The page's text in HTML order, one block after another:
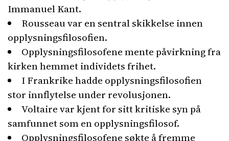
Immanuel Kant.
Rousseau var en sentral skikkelse innen
opplysningsfilosofien.
Opplysningsfilosofene mente påvirkning fra
kirken hemmet individets frihet.
I Frankrike hadde opplysningsfilosofien
stor innflytelse under revolusjonen.
Voltaire var kjent for sitt kritiske syn på
samfunnet som en opplysningsfilosof.
Opplysningsfilosofene søkte å fremme